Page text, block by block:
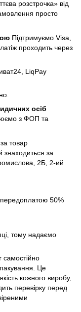
розстрочка» від
просто
Підтримуємо Visa,
проходить через
LiqPay
осіб
з ФОП та
товар
знаходиться за
2Б, 2-ий
передоплатою 50%
тому надаємо
самостійно
Це
кожного виробу,
перевірку перед